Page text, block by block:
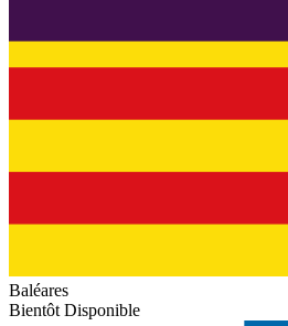
Baléares
Bientôt Disponible